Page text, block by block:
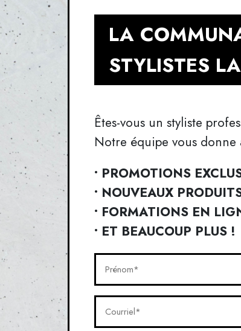
LA
STYLISTES
Êtes-vous un styliste
Notre équipe vous donne
• PROMOTIONS
• NOUVEAUX
• FORMATIONS EN
• ET BEAUCOUP PLUS !
(Nécessaire)
Courriel*
(Nécessaire)